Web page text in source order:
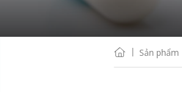
Sản phẩm